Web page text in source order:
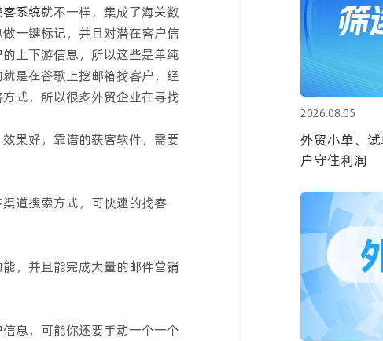
系统就不一样，集成了海关数
一键标记，并且对潜在客户信
上下游信息，所以这些是单纯
是在谷歌上挖邮箱找客户，经
式，所以很多外贸企业在寻找
果好，靠谱的获客软件，需要
道搜索方式，可快速的找客
，并且能完成大量的邮件营销
息，可能你还要手动一个一个
2026.08.05
外贸小单、
户守住利润